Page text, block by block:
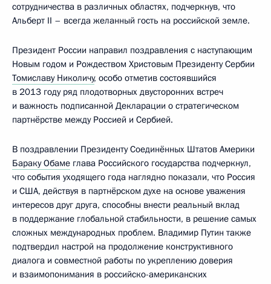
сотрудничества в различных областях, подчеркнув, что
Альберт II – всегда желанный гость на российской земле.
Президент России направил поздравления с наступающим
Новым годом и Рождеством Христовым Президенту Сербии
Томиславу Николичу, особо отметив состоявшийся
в 2013 году ряд плодотворных двусторонних встреч
и важность подписанной Декларации о стратегическом
партнёрстве между Россией и Сербией.
В поздравлении Президенту Соединённых Штатов Америки
Бараку Обаме глава Российского государства подчеркнул,
что события уходящего года наглядно показали, что Россия
и США, действуя в партнёрском духе на основе уважения
интересов друг друга, способны внести реальный вклад
в поддержание глобальной стабильности, в решение самых
сложных международных проблем. Владимир Путин также
подтвердил настрой на продолжение конструктивного
диалога и совместной работы по укреплению доверия
и взаимопонимания в российско-американских